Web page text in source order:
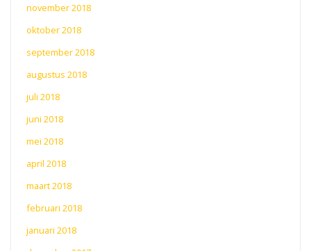
november 2018
oktober 2018
september 2018
augustus 2018
juli 2018
juni 2018
mei 2018
april 2018
maart 2018
februari 2018
januari 2018